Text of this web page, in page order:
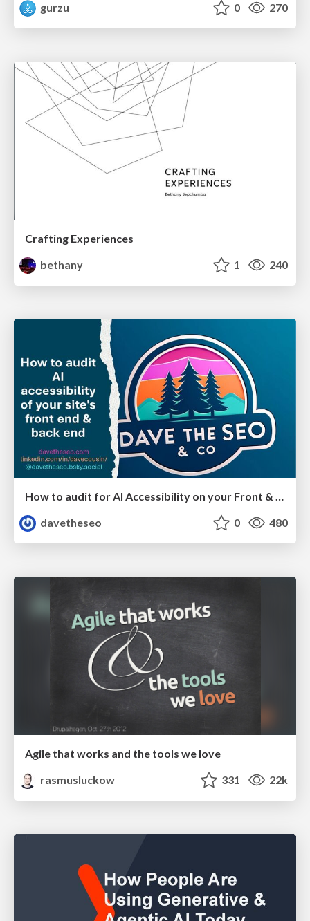
gurzu
0 270
Crafting Experiences
bethany
1 240
How to audit for AI Accessibility on your Front & Back End
davetheseo
0 480
Agile that works and the tools we love
rasmusluckow
331 22k